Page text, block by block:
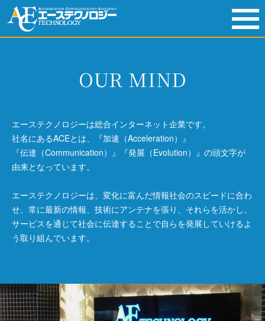
OUR MIND
エーステクノロジーは総合インターネット企業です。
社名にあるACEとは、『加速（Acceleration）』
『伝達（Communication）』『発展（Evolution）』の頭文字が
由来となっています。
エーステクノロジーは、変化に富んだ情報社会のスピードに合わ
せ、常に最新の情報、技術にアンテナを張り、それらを活かし、
サービスを通じて社会に伝達することで自らを発展していけるよ
う取り組んでいます。